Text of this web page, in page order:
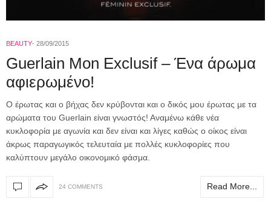
BEAUTY 28/09/2015
Guerlain Mon Exclusif – Ένα άρωμα
αφιερωμένο!
Ο έρωτας και ο βήχας δεν κρύβονται και ο δικός μου έρωτας με τα
αρώματα του Guerlain είναι γνωστός! Αναμένω κάθε νέα
κυκλοφορία με αγωνία και δεν είναι και λίγες καθώς ο οίκος είναι
άκρως παραγωγικός τελευταία με πολλές κυκλοφορίες που
καλύπτουν μεγάλο οικονομικό φάσμα.
24 COMMENTS Read More...